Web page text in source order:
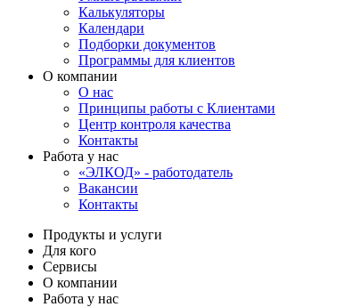
Калькуляторы
Календари
Подборки документов
Программы для клиентов
О компании
О нас
Принципы работы с Клиентами
Центр контроля качества
Контакты
Работа у нас
«ЭЛКОД» - работодатель
Вакансии
Контакты
Продукты и услуги
Для кого
Сервисы
О компании
Работа у нас